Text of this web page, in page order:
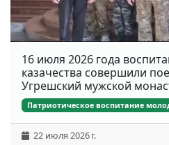
16 июля 2026 года
казачества совершили
Угрешский мужской
Патриотическое воспитание
22 июля 2026 г.